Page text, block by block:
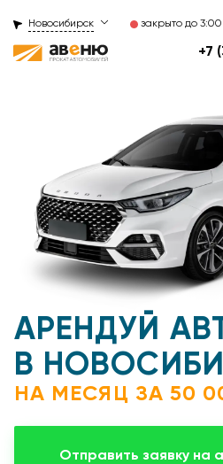
Новосибирск закрыто до 3:00
+7
АРЕНДУЙ
В
НА МЕСЯЦ ЗА 50
Отправить заявку на